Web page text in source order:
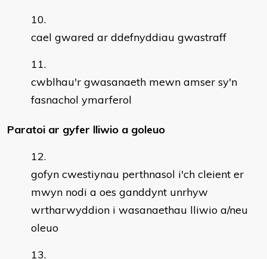
cael gwared ar ddefnyddiau gwastraff
cwblhau'r gwasanaeth mewn amser sy'n
fasnachol ymarferol
Paratoi ar gyfer lliwio a goleuo
gofyn cwestiynau perthnasol i'ch cleient er
mwyn nodi a oes ganddynt unrhyw
wrtharwyddion i wasanaethau lliwio a/neu
oleuo